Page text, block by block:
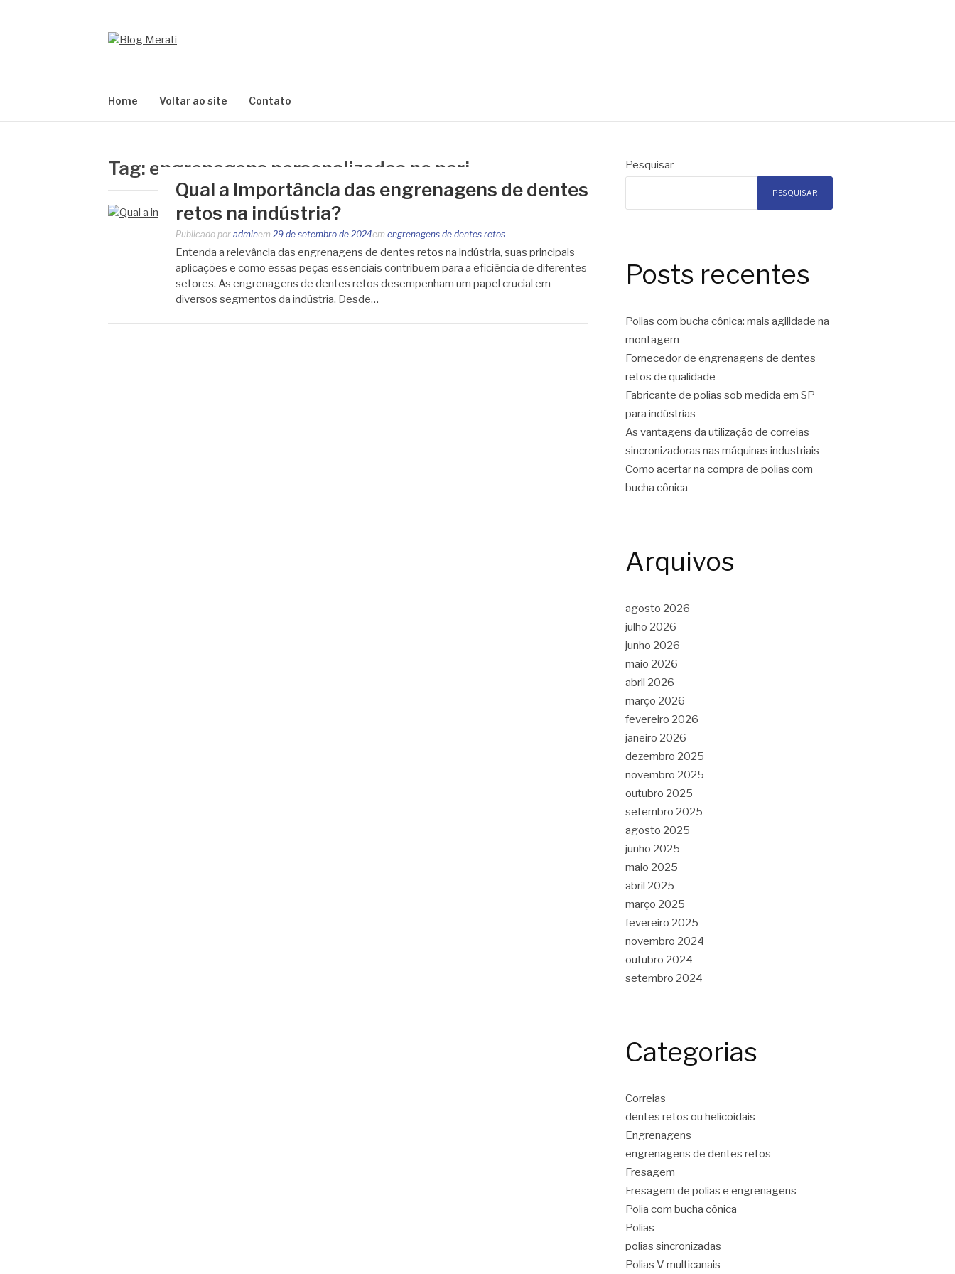
Home Voltar ao site Contato
Tag: engrenagens personalizadas no pari
Qual a importância das engrenagens de dentes
retos na indústria?
Publicado por adminem 29 de setembro de 2024em engrenagens de dentes retos
Entenda a relevância das engrenagens de dentes retos na indústria, suas principais
aplicações e como essas peças essenciais contribuem para a eficiência de diferentes
setores. As engrenagens de dentes retos desempenham um papel crucial em
diversos segmentos da indústria. Desde…
Pesquisar
PESQUISAR
Posts recentes
Polias com bucha cônica: mais agilidade na
montagem
Fornecedor de engrenagens de dentes
retos de qualidade
Fabricante de polias sob medida em SP
para indústrias
As vantagens da utilização de correias
sincronizadoras nas máquinas industriais
Como acertar na compra de polias com
bucha cônica
Arquivos
agosto 2026
julho 2026
junho 2026
maio 2026
abril 2026
março 2026
fevereiro 2026
janeiro 2026
dezembro 2025
novembro 2025
outubro 2025
setembro 2025
agosto 2025
junho 2025
maio 2025
abril 2025
março 2025
fevereiro 2025
novembro 2024
outubro 2024
setembro 2024
Categorias
Correias
dentes retos ou helicoidais
Engrenagens
engrenagens de dentes retos
Fresagem
Fresagem de polias e engrenagens
Polia com bucha cônica
Polias
polias sincronizadas
Polias V multicanais